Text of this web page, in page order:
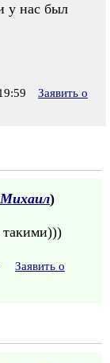
у нас был
Заявить о
)
такими)))
Заявить о